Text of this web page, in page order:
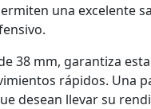
una excelente
38 mm, garantiza
rápidos. Una
desean llevar su